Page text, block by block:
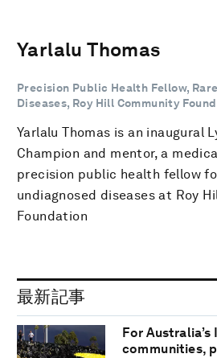
Yarlalu Thomas
Precision Public Health Fellow,
Diseases, Roy Hill Community
Yarlalu Thomas is an inaugural
Champion and mentor, a
precision public health fellow
undiagnosed diseases at Roy
Foundation
最新記事
For
communities,